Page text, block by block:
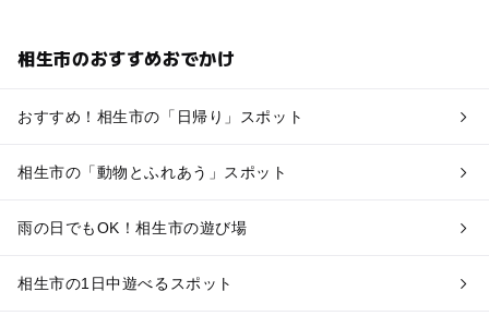
相生市のおすすめおでかけ
おすすめ！相生市の「日帰り」スポット
相生市の「動物とふれあう」スポット
雨の日でもOK！相生市の遊び場
相生市の1日中遊べるスポット